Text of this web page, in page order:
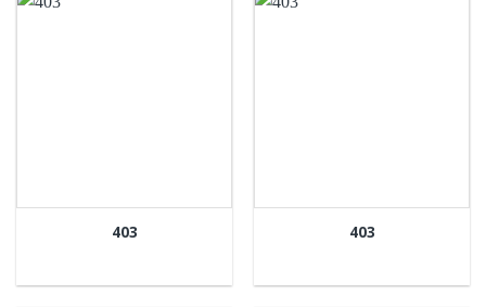
403 403